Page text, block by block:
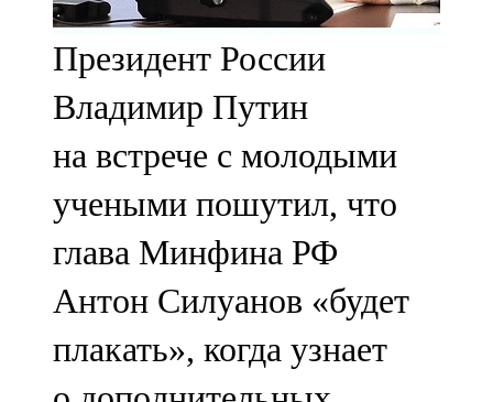
Теләче
106,1 FM
Түбән Кама
102,6 FM
Чирмешән
107,7 FM
Чистай
103,0 FM
Президент России
Владимир Путин
на встрече с молодыми
учеными пошутил, что
глава Минфина РФ
Антон Силуанов «будет
плакать», когда узнает